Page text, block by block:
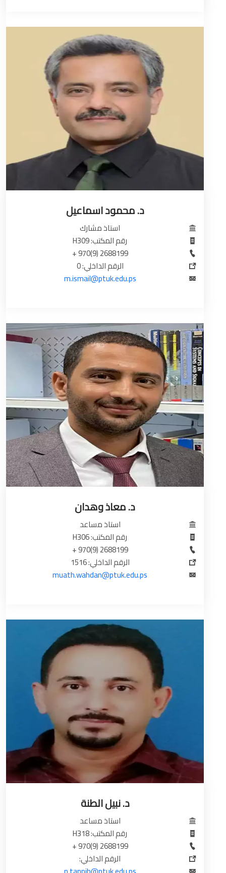
د. محمود اسماعيل
استاذ مشارك
رقم المكتب: H309
2688199 (9)970 +
الرقم الداخلي: 0
m.ismail@ptuk.edu.ps
د. معاذ وهدان
استاذ مساعد
رقم المكتب: H306
2688199 (9)970 +
الرقم الداخلي: 1516
muath.wahdan@ptuk.edu.ps
د. نبيل الطنة
استاذ مساعد
رقم المكتب: H318
2688199 (9)970 +
الرقم الداخلي: